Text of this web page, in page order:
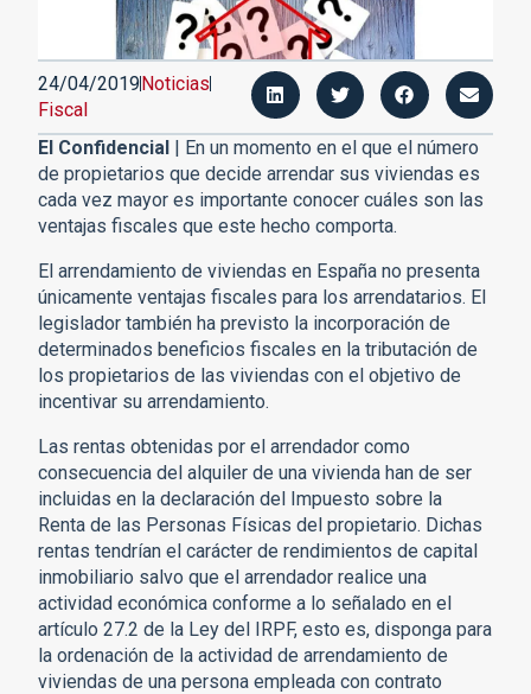
24/04/2019Noticias
Fiscal
El Confidencial | En un momento en el que el número
de propietarios que decide arrendar sus viviendas es
cada vez mayor es importante conocer cuáles son las
ventajas fiscales que este hecho comporta.
El arrendamiento de viviendas en España no presenta
únicamente ventajas fiscales para los arrendatarios. El
legislador también ha previsto la incorporación de
determinados beneficios fiscales en la tributación de
los propietarios de las viviendas con el objetivo de
incentivar su arrendamiento.
Las rentas obtenidas por el arrendador como
consecuencia del alquiler de una vivienda han de ser
incluidas en la declaración del Impuesto sobre la
Renta de las Personas Físicas del propietario. Dichas
rentas tendrían el carácter de rendimientos de capital
inmobiliario salvo que el arrendador realice una
actividad económica conforme a lo señalado en el
artículo 27.2 de la Ley del IRPF, esto es, disponga para
la ordenación de la actividad de arrendamiento de
viviendas de una persona empleada con contrato